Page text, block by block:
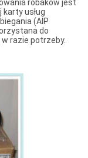
robaków jest
usług
(AIP
do
razie potrzeby.